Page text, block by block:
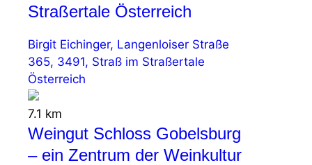
Straßertale Österreich
Birgit Eichinger, Langenloiser Straße
365, 3491, Straß im Straßertale
Österreich
7.1 km
Weingut Schloss Gobelsburg
– ein Zentrum der Weinkultur